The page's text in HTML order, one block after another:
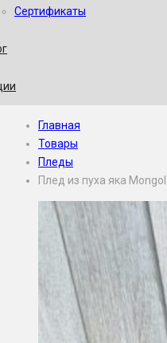
Сертификаты
Главная
Товары
Пледы
Плед из пуха яка